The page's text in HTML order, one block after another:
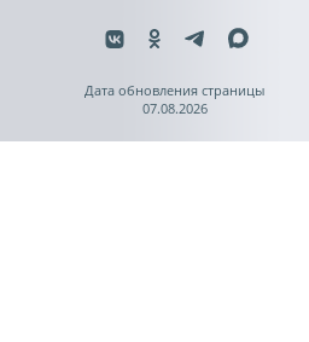
Дата обновления страницы
07.08.2026